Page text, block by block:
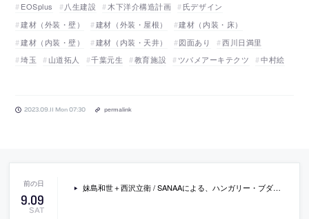
EOSplus 八生建設 木下洋介構造計画
氏デザイン
建材（外装・壁）
建材（外装・屋根）
建材（内装・床）
建材（内装・壁）
建材（内装・天井） 図面あり
西川日満里
埼玉
山道拓人 千葉元生 教育施設 ツバメアーキテクツ 中村絵
2023.09.11 Mon 07:30 permalink
9.09
SAT
妹島和世＋西沢立衛 / SANAAによる、ハンガリー・ブダペストの「新国立ギャラリー」のCG動画。国内最大規模の市民公園の中に建設